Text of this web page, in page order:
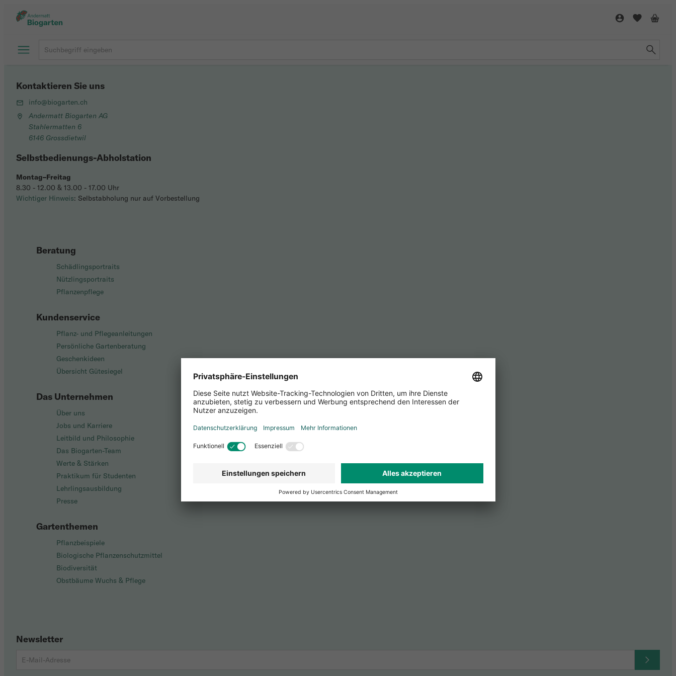
Beratung
Schädlingsportraits
Nützlingsportraits
Pflanzenpflege
Kundenservice
Pflanz- und Pflegeanleitungen
Persönliche Gartenberatung
Geschenkideen
Übersicht Gütesiegel
Das Unternehmen
Über uns
Jobs und Karriere
Leitbild und Philosophie
Das Biogarten-Team
Werte & Stärken
Praktikum für Studenten
Lehrlingsausbildung
Presse
Gartenthemen
Pflanzbeispiele
Biologische Pflanzenschutzmittel
Biodiversität
Obstbäume Wuchs & Pflege
Newsletter
Kontaktieren Sie uns
info@biogarten.ch
Andermatt Biogarten AG
Stahlermatten 6
6146 Grossdietwil
Selbstbedienungs-Abholstation
Montag–Freitag
8.30 - 12.00 & 13.00 - 17.00 Uhr
Wichtiger Hinweis: Selbstabholung nur auf Vorbestellung